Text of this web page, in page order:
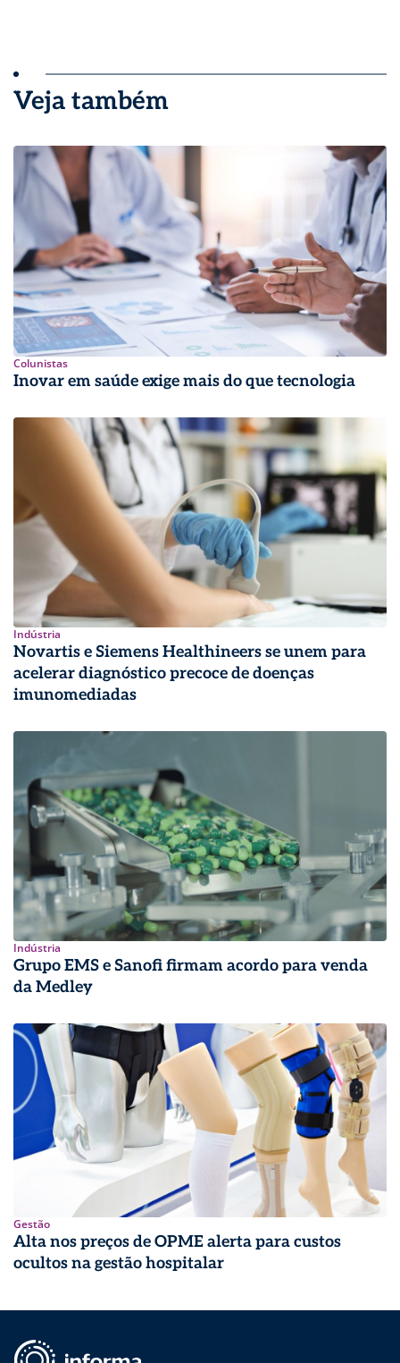
Veja também
Colunistas
Inovar em saúde exige mais do que tecnologia
Indústria
Novartis e Siemens Healthineers se unem para
acelerar diagnóstico precoce de doenças
imunomediadas
Indústria
Grupo EMS e Sanofi firmam acordo para venda
da Medley
Gestão
Alta nos preços de OPME alerta para custos
ocultos na gestão hospitalar